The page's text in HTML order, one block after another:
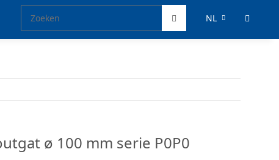
NL
ø 100 mm serie P0P0